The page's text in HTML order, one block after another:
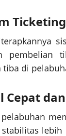
pembelian
tiba di
Cepat
lebih